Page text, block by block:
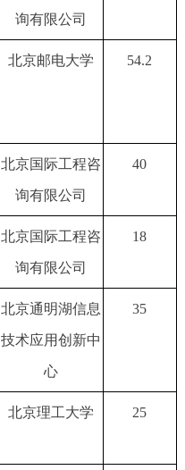
询有限公司
北京邮电大学 54.2
北京国际工程咨
询有限公司
40
北京国际工程咨
询有限公司
18
北京通明湖信息
技术应用创新中
心
35
北京理工大学 25